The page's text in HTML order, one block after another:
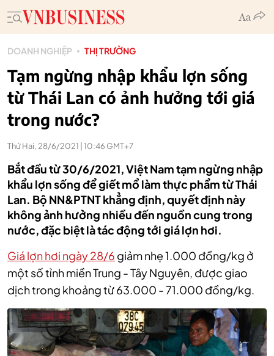
DOANH NGHIỆP THỊ TRƯỜNG
Tạm ngừng nhập khẩu lợn sống
từ Thái Lan có ảnh hưởng tới giá
trong nước?
Thứ Hai, 28/6/2021 | 10:46 GMT+7
Bắt đầu từ 30/6/2021, Việt Nam tạm ngừng nhập
khẩu lợn sống để giết mổ làm thực phẩm từ Thái
Lan. Bộ NN&PTNT khẳng định, quyết định này
không ảnh hưởng nhiều đến nguồn cung trong
nước, đặc biệt là tác động tới giá lợn hơi.
Giá lợn hơi ngày 28/6 giảm nhẹ 1.000 đồng/kg ở
một số tỉnh miền Trung - Tây Nguyên, được giao
dịch trong khoảng từ 63.000 - 71.000 đồng/kg.